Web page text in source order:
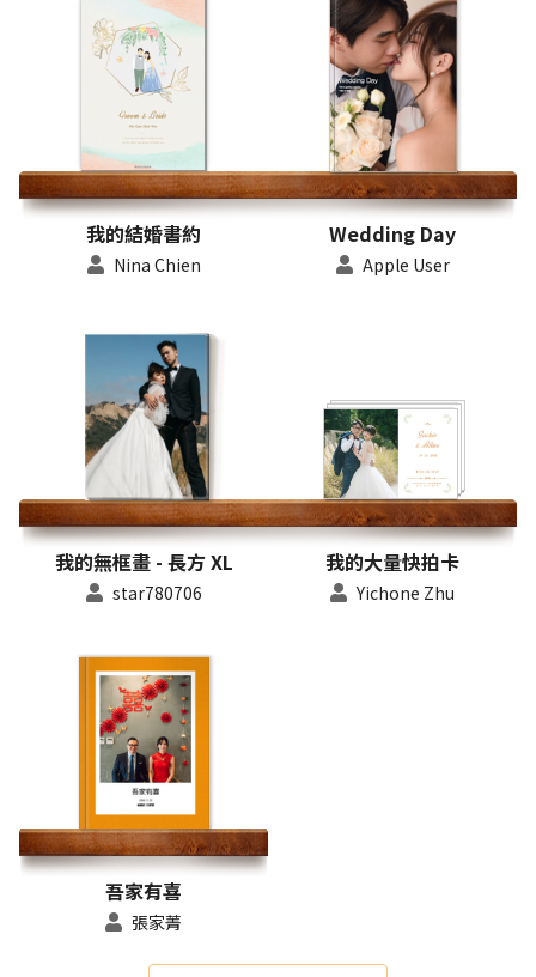
我的結婚書約
Nina Chien
Wedding Day
Apple User
我的無框畫 - 長方 XL
star780706
我的大量快拍卡
Yichone Zhu
吾家有喜
張家菁